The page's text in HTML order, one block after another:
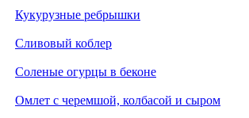
Кукурузные ребрышки
Сливовый коблер
Соленые огурцы в беконе
Омлет с черемшой, колбасой и сыром